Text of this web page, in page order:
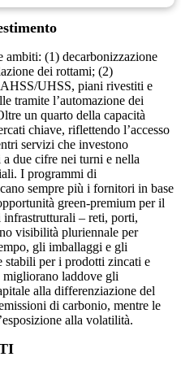
ambiti: (1) decarbonizzazione
dei rottami; (2)
UHSS, piani rivestiti e
tramite l’automazione dei
un quarto della capacità
chiave, riflettendo l’accesso
servizi che investono
due cifre nei turni e nella
I programmi di
sempre più i fornitori in base
green-premium per il
– reti, porti,
visibilità pluriennale per
gli imballaggi e gli
stabili per i prodotti zincati e
laddove gli
alla differenziazione del
di carbonio, mentre le
alla volatilità.